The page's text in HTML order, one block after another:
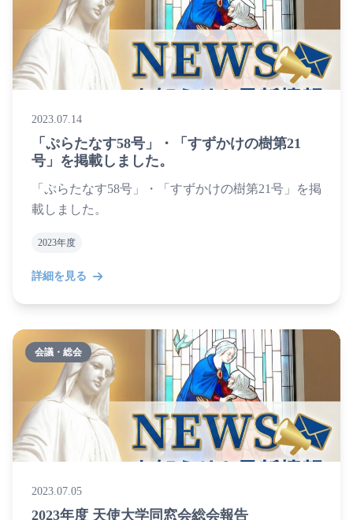
2023.07.14
「ぷらたなす58号」・「すずかけの樹第21
号」を掲載しました。
「ぷらたなす58号」・「すずかけの樹第21号」を掲
載しました。
2023年度
詳細を見る
会議・総会
2023.07.05
2023年度 天使大学同窓会総会報告